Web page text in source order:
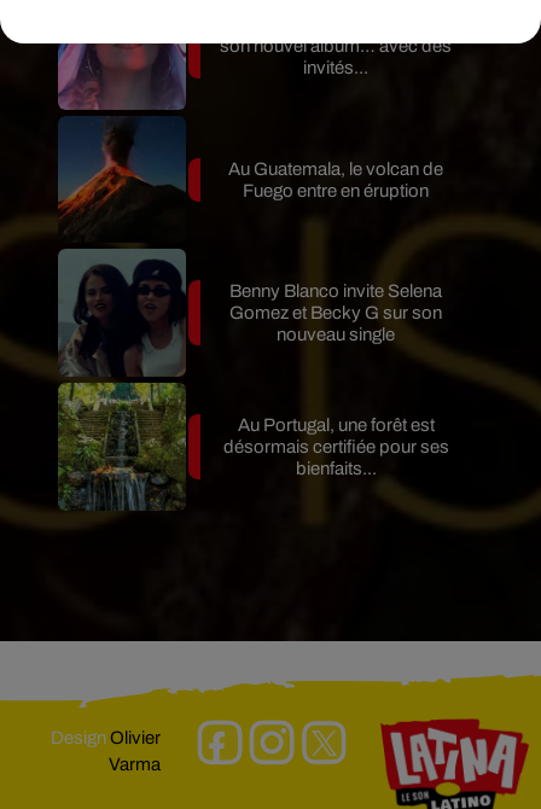
son nouvel album… avec des
invités...
Au Guatemala, le volcan de
Fuego entre en éruption
Benny Blanco invite Selena
Gomez et Becky G sur son
nouveau single
Au Portugal, une forêt est
désormais certifiée pour ses
bienfaits...
DesignOlivier
Varma